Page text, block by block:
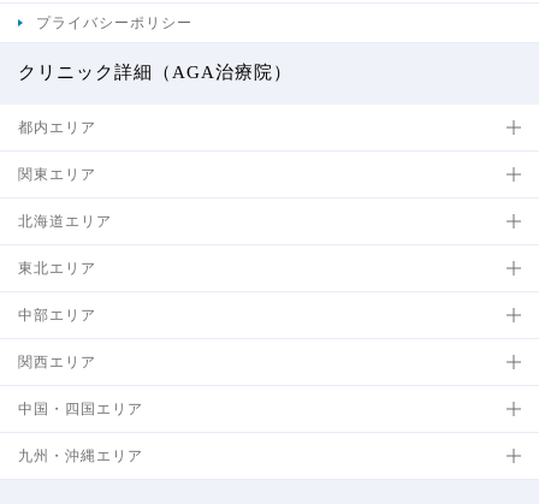
プライバシーポリシー
クリニック詳細（AGA治療院）
都内エリア
関東エリア
北海道エリア
東北エリア
中部エリア
関西エリア
中国・四国エリア
九州・沖縄エリア